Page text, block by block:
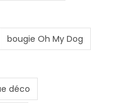
bougie Oh My Dog
déco